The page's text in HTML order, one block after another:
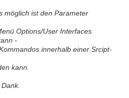
möglich ist den Parameter
Options/User Interfaces
-
innerhalb einer Srcipt-
kann.